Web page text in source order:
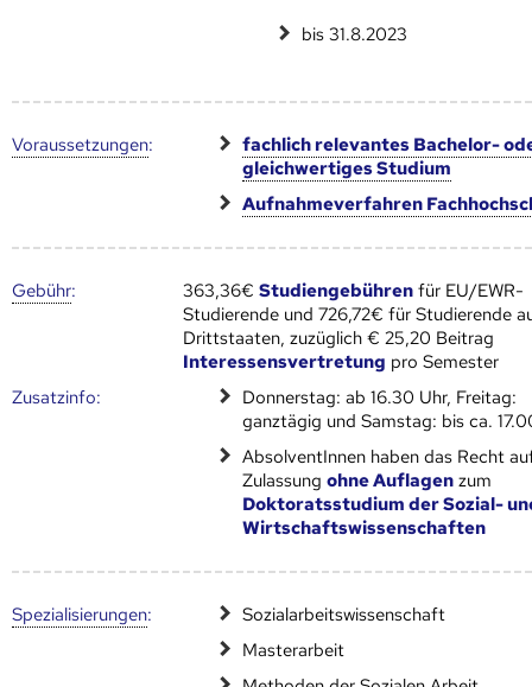
bis 31.8.2023
Voraus­setzungen:
fachlich relevantes Bachelor-
gleichwertiges Studium
Aufnahmeverfahren
Gebühr: 363,36€Studiengebühren für EU/EWR-
Studierende und 726,72€ für Studierende
Drittstaaten, zuzüglich € 25,20 Beitrag
Interessensvertretung pro Semester
Zusatz­info:
Donnerstag: ab 16.30 Uhr, Freitag:
ganztägig und Samstag: bis ca.
AbsolventInnen haben das Recht
Zulassungohne Auflagen zum
Doktoratsstudium der Sozial-
Wirtschaftswissenschaften
Speziali­sierungen:
Sozialarbeitswissenschaft
Masterarbeit